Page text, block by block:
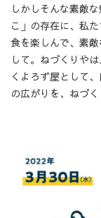
しかしそんな素敵
こ」の存在に、私
食を楽しんで、素
して。ねづくりや
くよろず屋として
の広がりを、ねづ